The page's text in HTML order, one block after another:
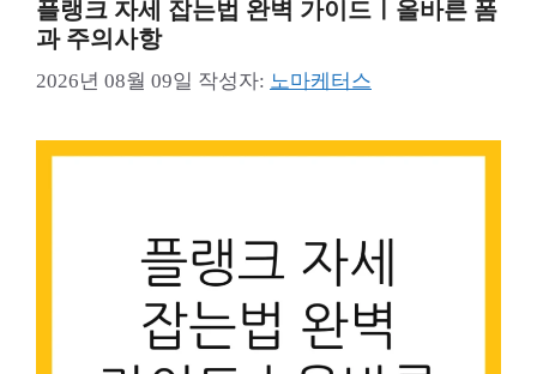
플랭크 자세 잡는법 완벽 가이드ㅣ올바른 폼
과 주의사항
2026년 08월 09일 작성자: 노마케터스